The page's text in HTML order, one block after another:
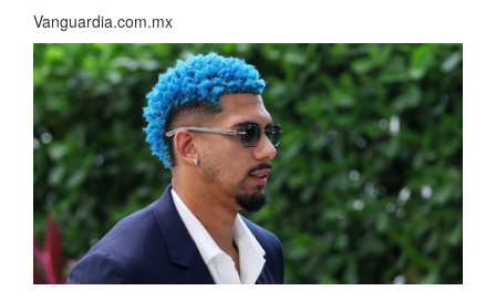
Vanguardia.com.mx